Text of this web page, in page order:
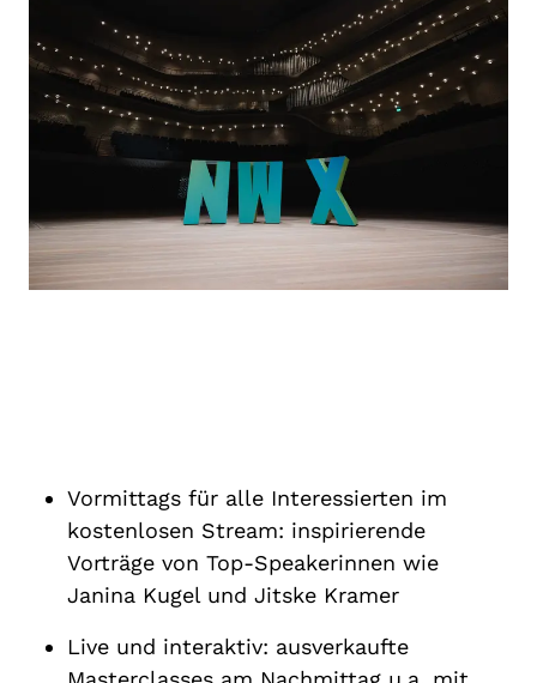
Vormittags für alle Interessierten im
kostenlosen Stream: inspirierende
Vorträge von Top-Speakerinnen wie
Janina Kugel und Jitske Kramer
Live und interaktiv: ausverkaufte